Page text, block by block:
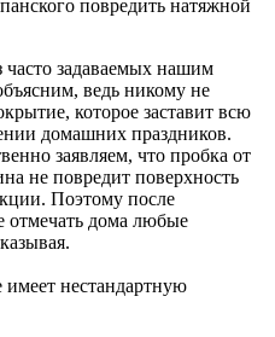
повредить натяжной
часто задаваемых нашим
ведь никому не
которое заставит всю
домашних праздников.
заявляем, что пробка от
не повредит поверхность
Поэтому после
отмечать дома любые
нестандартную